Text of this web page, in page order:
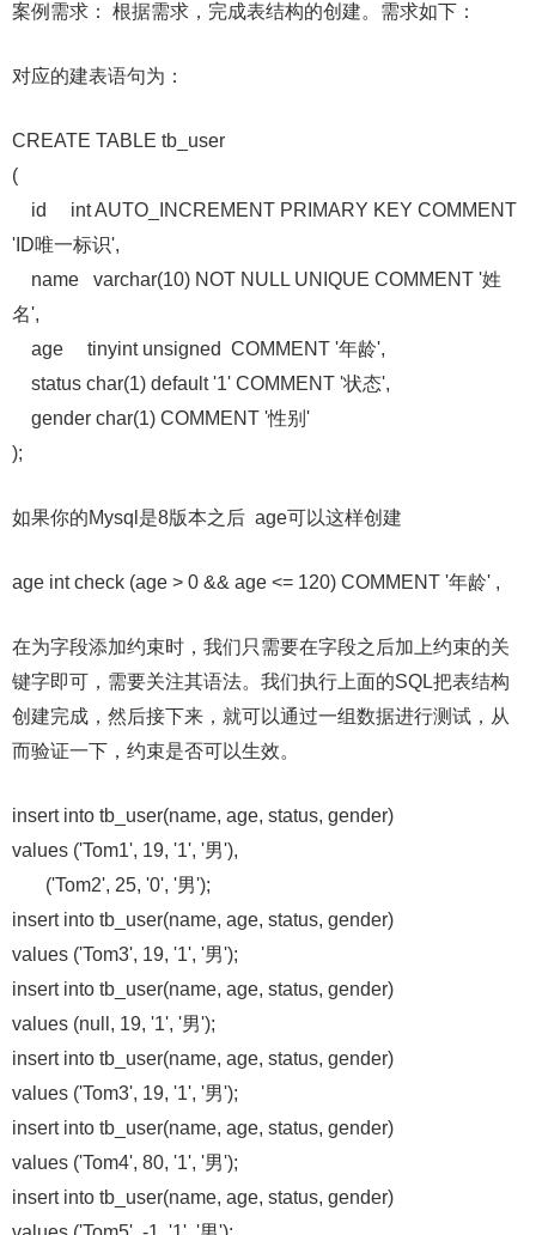
案例需求： 根据需求，完成表结构的创建。需求如下：
对应的建表语句为：
CREATE TABLE tb_user
(
id int AUTO_INCREMENT PRIMARY KEY COMMENT
'ID唯一标识',
name varchar(10) NOT NULL UNIQUE COMMENT '姓
名',
age tinyint unsigned COMMENT '年龄',
status char(1) default '1' COMMENT '状态',
gender char(1) COMMENT '性别'
);
如果你的Mysql是8版本之后 age可以这样创建
age int check (age > 0 && age <= 120) COMMENT '年龄' ,
在为字段添加约束时，我们只需要在字段之后加上约束的关
键字即可，需要关注其语法。我们执行上面的SQL把表结构
创建完成，然后接下来，就可以通过一组数据进行测试，从
而验证一下，约束是否可以生效。
insert into tb_user(name, age, status, gender)
values ('Tom1', 19, '1', '男'),
('Tom2', 25, '0', '男');
insert into tb_user(name, age, status, gender)
values ('Tom3', 19, '1', '男');
insert into tb_user(name, age, status, gender)
values (null, 19, '1', '男');
insert into tb_user(name, age, status, gender)
values ('Tom3', 19, '1', '男');
insert into tb_user(name, age, status, gender)
values ('Tom4', 80, '1', '男');
insert into tb_user(name, age, status, gender)